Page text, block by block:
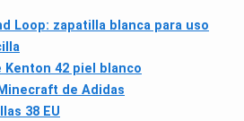
Loop: zapatilla blanca para uso
Kenton 42 piel blanco
de Adidas
38 EU